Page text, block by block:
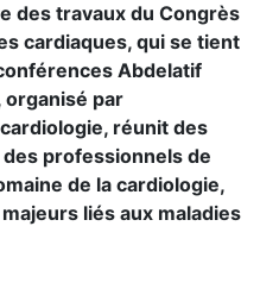
des travaux du Congrès
cardiaques, qui se tient
Abdelatif
organisé par
réunit des
professionnels de
de la cardiologie,
liés aux maladies